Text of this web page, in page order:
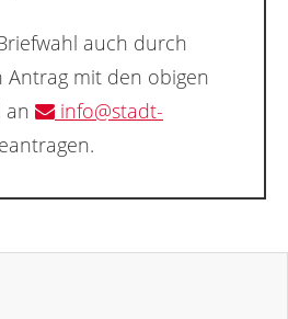
auch durch
Antrag mit den obigen
an
info@stadt-